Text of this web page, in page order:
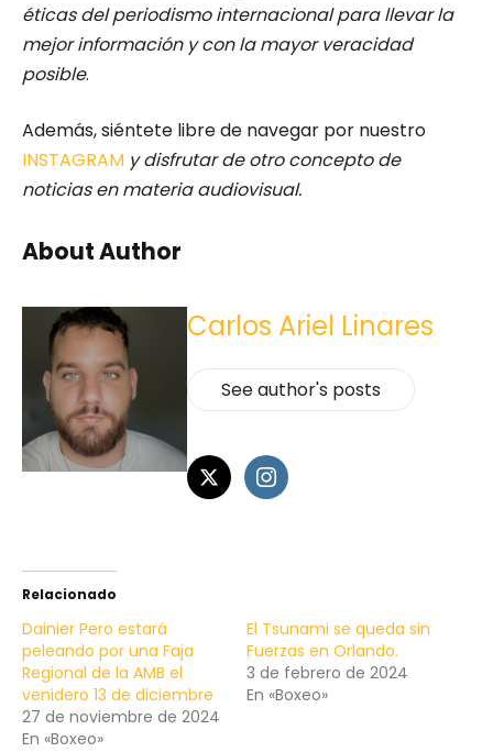
éticas del periodismo internacional para llevar la
mejor información y con la mayor veracidad
posible.
Además, siéntete libre de navegar por nuestro
INSTAGRAM y disfrutar de otro concepto de
noticias en materia audiovisual.
About Author
Carlos Ariel Linares
See author's posts
Relacionado
Dainier Pero estará
peleando por una Faja
Regional de la AMB el
venidero 13 de diciembre
27 de noviembre de 2024
En «Boxeo»
El Tsunami se queda sin
Fuerzas en Orlando.
3 de febrero de 2024
En «Boxeo»